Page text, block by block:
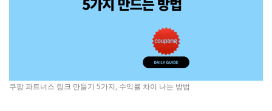
쿠팡 파트너스 링크 만들기 5가지, 수익률 차이 나는 방법